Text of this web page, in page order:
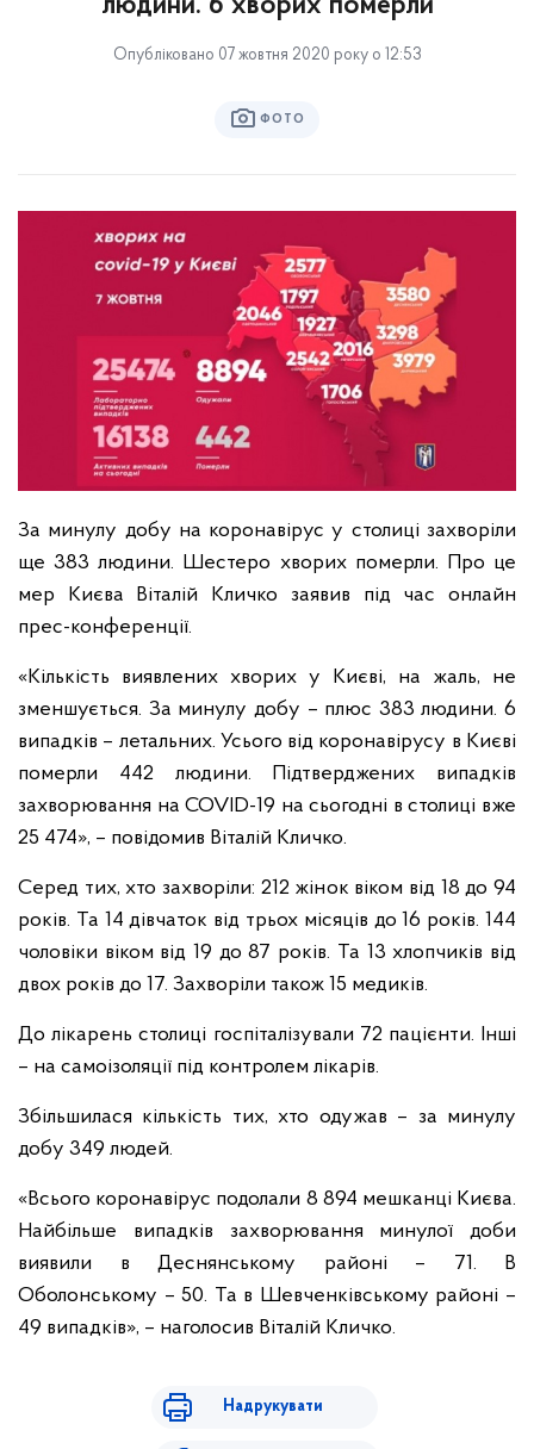
людини. 6 хворих померли
Опубліковано 07 жовтня 2020 року о 12:53
ФОТО
За минулу добу на коронавірус у столиці захворіли
ще 383 людини. Шестеро хворих померли. Про це
мер Києва Віталій Кличко заявив під час онлайн
прес-конференції.
«Кількість виявлених хворих у Києві, на жаль, не
зменшується. За минулу добу – плюс 383 людини. 6
випадків – летальних. Усього від коронавірусу в Києві
померли 442 людини. Підтверджених випадків
захворювання на COVID-19 на сьогодні в столиці вже
25 474», – повідомив Віталій Кличко.
Серед тих, хто захворіли: 212 жінок віком від 18 до 94
років. Та 14 дівчаток від трьох місяців до 16 років. 144
чоловіки віком від 19 до 87 рокiв. Та 13 хлопчиків від
двох років до 17. Захворіли також 15 медиків.
До лікарень столиці госпіталізували 72 пацієнти. Інші
– на самоізоляції під контролем лікарів.
Збільшилася кількість тих, хто одужав – за минулу
добу 349 людей.
«Всього коронавірус подолали 8 894 мешканці Києва.
Найбільше випадків захворювання минулої доби
виявили в Деснянському районі – 71. В
Оболонському – 50. Та в Шевченківському районі –
49 випадків», – наголосив Віталій Кличко.
Надрукувати